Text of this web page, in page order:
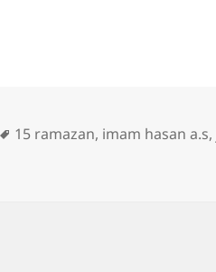
Tags
15 ramazan, imam hasan a.s,